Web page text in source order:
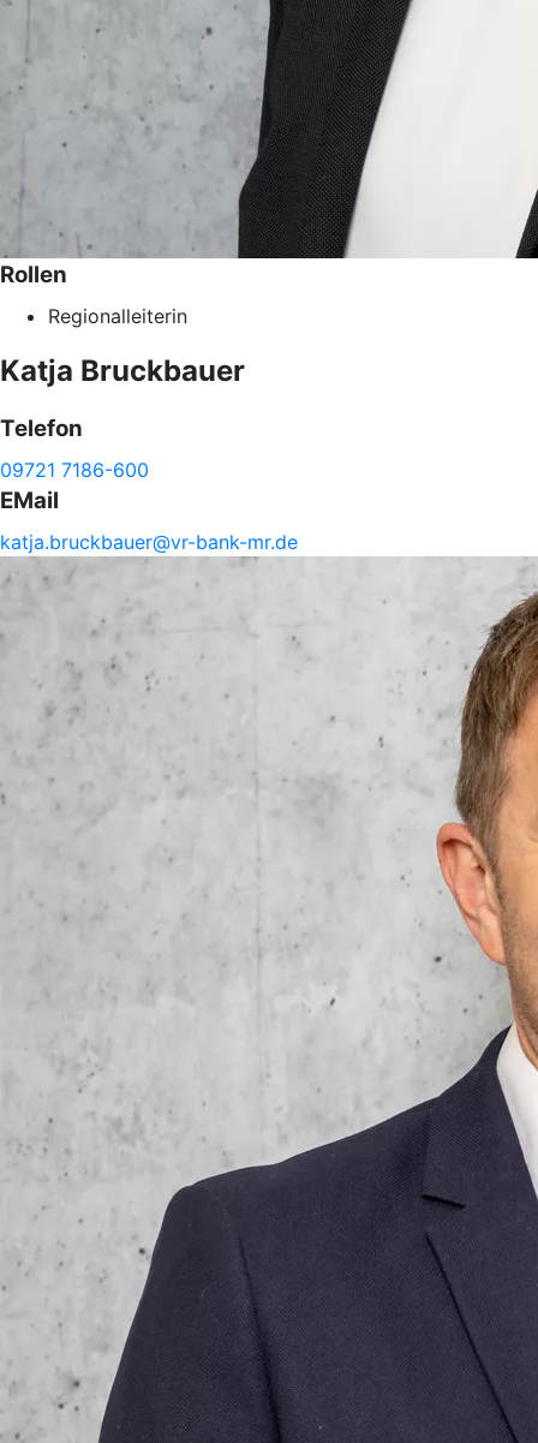
Rollen
Regionalleiterin
Katja Bruckbauer
Telefon
09721 7186-600
EMail
katja.bruckbauer@vr-bank-mr.de